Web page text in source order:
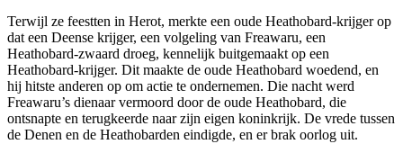
Terwijl ze feestten in Herot, merkte een oude Heathobard-krijger op
dat een Deense krijger, een volgeling van Freawaru, een
Heathobard-zwaard droeg, kennelijk buitgemaakt op een
Heathobard-krijger. Dit maakte de oude Heathobard woedend, en
hij hitste anderen op om actie te ondernemen. Die nacht werd
Freawaru’s dienaar vermoord door de oude Heathobard, die
ontsnapte en terugkeerde naar zijn eigen koninkrijk. De vrede tussen
de Denen en de Heathobarden eindigde, en er brak oorlog uit.